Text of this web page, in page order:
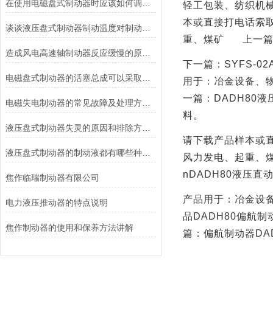
造成风电高速轴制动器反应缓慢的原因有哪些？
电磁失电制动器的常见故障及处理方法讲解
液压盘式制动器失灵的原因和排除方法介绍
液压盘式制动器的制动液都有哪些种类？
焦作临瑞制动器有限公司
电力液压推动器的特点说明
焦作制动器的使用和保养方法讲解
轻工包装、纺织机
本或直接打电话索
重、煤矿
上一
下一篇： SYFS-
用于：冶金设备、
一篇： DADH80液
料。
请下载产品样本或
风力发电、起重、
nDADH80液压直
产品用于：冶金设
品 DADH80偏航制
篇：偏航制动器